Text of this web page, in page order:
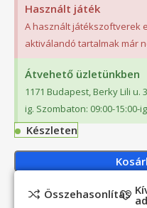
Használt játék
A használt játékszoftverek
aktiválandó tartalmak már
Átvehető üzletünkben
1171 Budapest, Berky Lili u.
ig. Szombaton: 09:00-15:00-
Készleten
Összehasonlítás